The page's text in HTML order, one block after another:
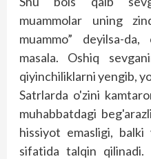
muammolar uning
muammo” deyilsa-
masala. Oshiq
qiyinchiliklarni yengib,
Satrlarda o'zini
muhabbatdagi
hissiyot emasligi,
sifatida talqin qilinadi.